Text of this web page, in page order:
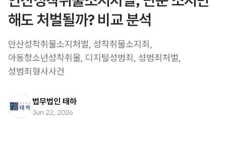
해도 처벌될까? 비교 분석
안산성착취물소지처벌, 성착취물소지죄,
아동청소년성착취물, 디지털성범죄, 성범죄처벌,
성범죄형사사건
법무법인 태하
Jun 22, 2026